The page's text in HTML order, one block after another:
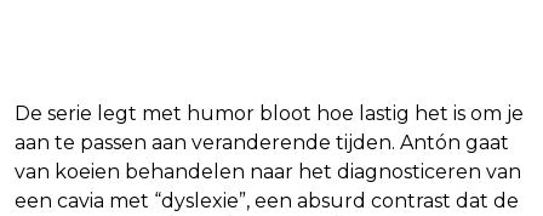
De serie legt met humor bloot hoe lastig het is om je
aan te passen aan veranderende tijden. Antón gaat
van koeien behandelen naar het diagnosticeren van
een cavia met “dyslexie”, een absurd contrast dat de